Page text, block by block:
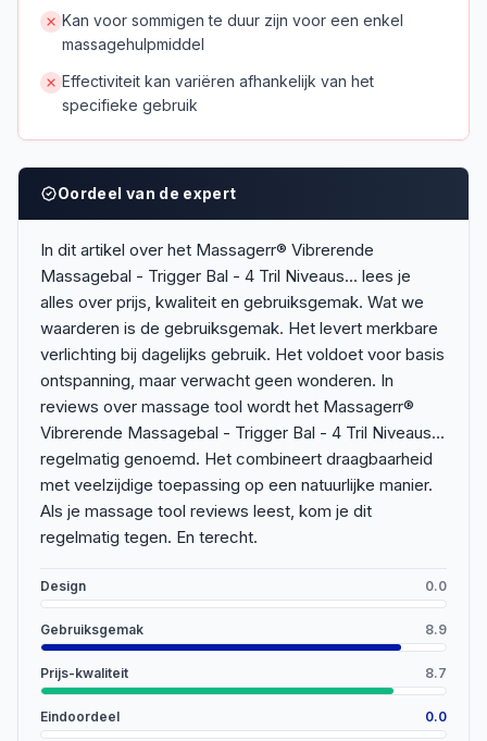
Kan voor sommigen te duur zijn voor een enkel
massagehulpmiddel
Effectiviteit kan variëren afhankelijk van het
specifieke gebruik
Oordeel van de expert
In dit artikel over het Massagerr® Vibrerende
Massagebal - Trigger Bal - 4 Tril Niveaus... lees je
alles over prijs, kwaliteit en gebruiksgemak. Wat we
waarderen is de gebruiksgemak. Het levert merkbare
verlichting bij dagelijks gebruik. Het voldoet voor basis
ontspanning, maar verwacht geen wonderen. In
reviews over massage tool wordt het Massagerr®
Vibrerende Massagebal - Trigger Bal - 4 Tril Niveaus...
regelmatig genoemd. Het combineert draagbaarheid
met veelzijdige toepassing op een natuurlijke manier.
Als je massage tool reviews leest, kom je dit
regelmatig tegen. En terecht.
Design 0.0
Gebruiksgemak 8.9
Prijs-kwaliteit 8.7
Eindoordeel 0.0